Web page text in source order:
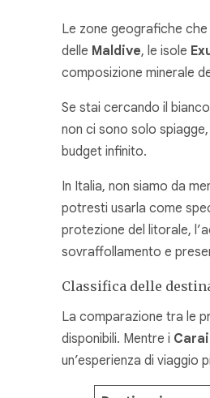
Le zone geografiche
delle Maldive, le isole
composizione minerale
Se stai cercando il
non ci sono solo
budget infinito.
In Italia, non siamo da
potresti usarla come
protezione del litorale,
sovraffollamento e
Classifica delle
La comparazione tra le
disponibili. Mentre i
un’esperienza di